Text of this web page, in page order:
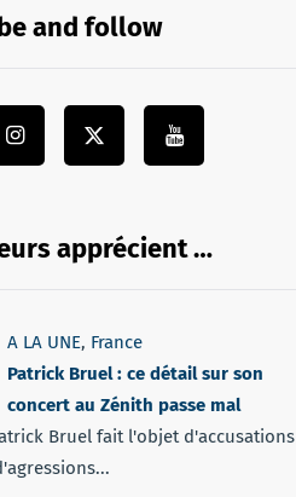
and follow
apprécient …
A LA UNE, France
Patrick Bruel : ce détail sur son
concert au Zénith passe mal
Bruel fait l'objet d'accusations